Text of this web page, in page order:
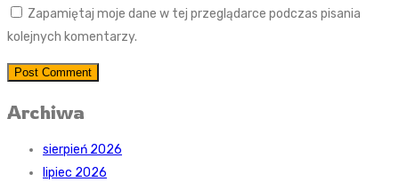
Zapamiętaj moje dane w tej przeglądarce podczas pisania
kolejnych komentarzy.
Post Comment
Archiwa
sierpień 2026
lipiec 2026